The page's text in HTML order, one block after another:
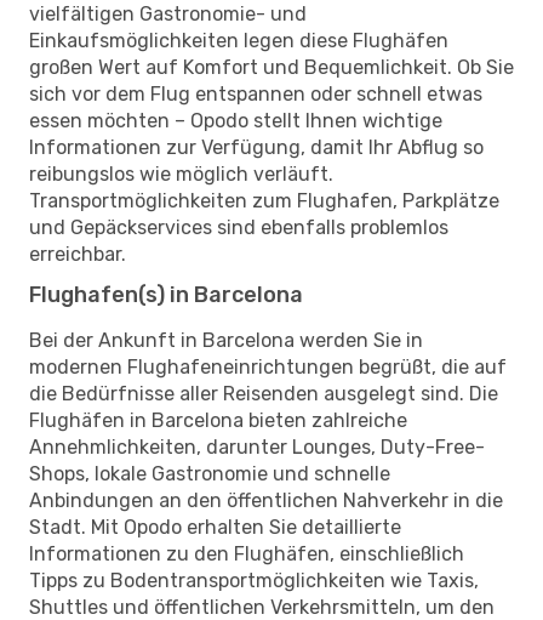
vielfältigen Gastronomie- und
Einkaufsmöglichkeiten legen diese Flughäfen
großen Wert auf Komfort und Bequemlichkeit. Ob Sie
sich vor dem Flug entspannen oder schnell etwas
essen möchten – Opodo stellt Ihnen wichtige
Informationen zur Verfügung, damit Ihr Abflug so
reibungslos wie möglich verläuft.
Transportmöglichkeiten zum Flughafen, Parkplätze
und Gepäckservices sind ebenfalls problemlos
erreichbar.
Flughafen(s) in Barcelona
Bei der Ankunft in Barcelona werden Sie in
modernen Flughafeneinrichtungen begrüßt, die auf
die Bedürfnisse aller Reisenden ausgelegt sind. Die
Flughäfen in Barcelona bieten zahlreiche
Annehmlichkeiten, darunter Lounges, Duty-Free-
Shops, lokale Gastronomie und schnelle
Anbindungen an den öffentlichen Nahverkehr in die
Stadt. Mit Opodo erhalten Sie detaillierte
Informationen zu den Flughäfen, einschließlich
Tipps zu Bodentransportmöglichkeiten wie Taxis,
Shuttles und öffentlichen Verkehrsmitteln, um den